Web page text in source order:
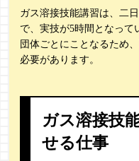
ガス溶接技能講習は、二
で、実技が5時間となって
団体ごとにことなるため
必要があります。
ガス溶接技
せる仕事